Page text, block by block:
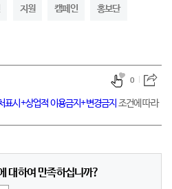
지원 캠페인 홍보단
표시+상업적 이용금지+변경금지 조건에 따라
0
대하여 만족하십니까?